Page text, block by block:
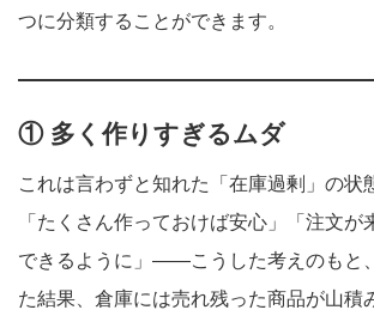
つに分類することができます。
① 多く作りすぎるムダ
これは言わずと知れた「在庫過剰」の状
「たくさん作っておけば安心」「注文が
できるように」——こうした考えのもと
た結果、倉庫には売れ残った商品が山積